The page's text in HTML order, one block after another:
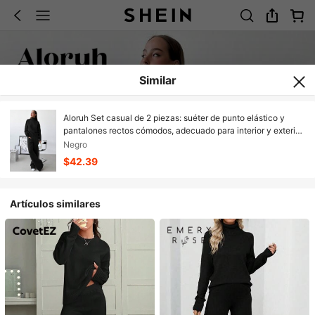
Similar
Aloruh Set casual de 2 piezas: suéter de punto elástico y
pantalones rectos cómodos, adecuado para interior y exterior,
otoño/invierno
Negro
$42.39
Artículos similares